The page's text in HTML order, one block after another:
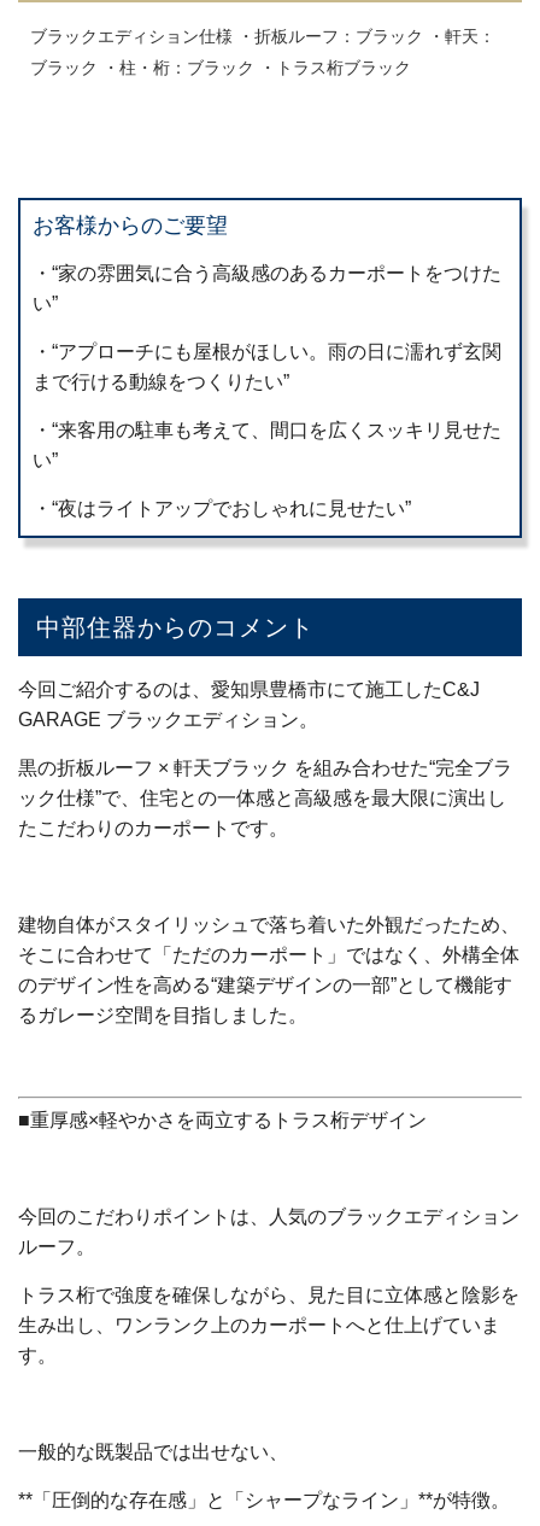
ブラックエディション仕様 ・折板ルーフ：ブラック ・軒天：
ブラック ・柱・桁：ブラック ・トラス桁ブラック
お客様からのご要望
・“家の雰囲気に合う高級感のあるカーポートをつけた
い”
・“アプローチにも屋根がほしい。雨の日に濡れず玄関
まで行ける動線をつくりたい”
・“来客用の駐車も考えて、間口を広くスッキリ見せた
い”
・“夜はライトアップでおしゃれに見せたい”
中部住器からのコメント
今回ご紹介するのは、愛知県豊橋市にて施工したC&J
GARAGE ブラックエディション。
黒の折板ルーフ × 軒天ブラック を組み合わせた“完全ブラ
ック仕様”で、住宅との一体感と高級感を最大限に演出し
たこだわりのカーポートです。
建物自体がスタイリッシュで落ち着いた外観だったため、
そこに合わせて「ただのカーポート」ではなく、外構全体
のデザイン性を高める“建築デザインの一部”として機能す
るガレージ空間を目指しました。
■重厚感×軽やかさを両立するトラス桁デザイン
今回のこだわりポイントは、人気のブラックエディション
ルーフ。
トラス桁で強度を確保しながら、見た目に立体感と陰影を
生み出し、ワンランク上のカーポートへと仕上げていま
す。
一般的な既製品では出せない、
**「圧倒的な存在感」と「シャープなライン」**が特徴。